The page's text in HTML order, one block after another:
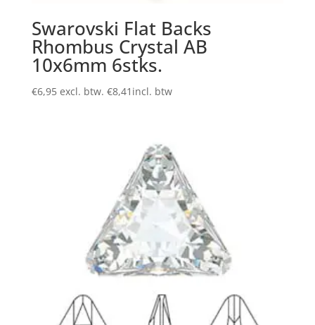
Swarovski Flat Backs
Rhombus Crystal AB
10x6mm 6stks.
€6,95 excl. btw. €8,41 incl. btw